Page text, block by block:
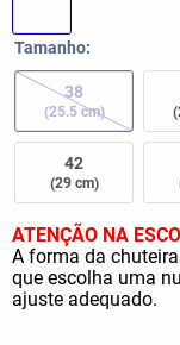
Tamanho
38
(25.5 cm)
42
(29 cm)
ATENÇÃO NA
A forma da
que escolha uma
ajuste adequado.